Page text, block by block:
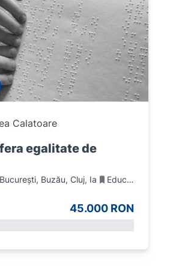
Calatoare
egalitate de
Buzău, Cluj, Iași, TimișEducație
45.000 RON